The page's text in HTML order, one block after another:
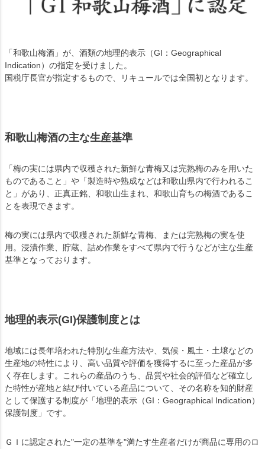
「和歌山梅酒」が、酒類の地理的表示（GI：Geographical
Indication）の指定を受けました。
国税庁長官が指定するもので、リキュールでは全国初となります。
和歌山梅酒の主な生産基準
「梅の実には県内で収穫された新鮮な青梅又は完熟梅のみを用いた
ものであること」や「製造時や熟成などは和歌山県内で行われるこ
と」があり、正真正銘、和歌山生まれ、和歌山育ちの梅酒であるこ
とを表現できます。
梅の実には県内で収穫された新鮮な青梅、または完熟梅の実を使
用。浸漬作業、貯蔵、詰め作業をすべて県内で行うなどが主な生産
基準となっております。
地理的表示(GI)保護制度とは
地域には長年培われた特別な生産方法や、気候・風土・土壌などの
生産地の特性により、高い品質や評価を獲得するに至った産品が多
く存在します。これらの産品のうち、品質や社会的評価など確立し
た特性が産地と結び付いている産品について、その名称を知的財産
として保護する制度が「地理的表示（GI：Geographical Indication）
保護制度」です。
ＧＩに認定された"一定の基準を"満たす生産者だけが商品に専用のロ